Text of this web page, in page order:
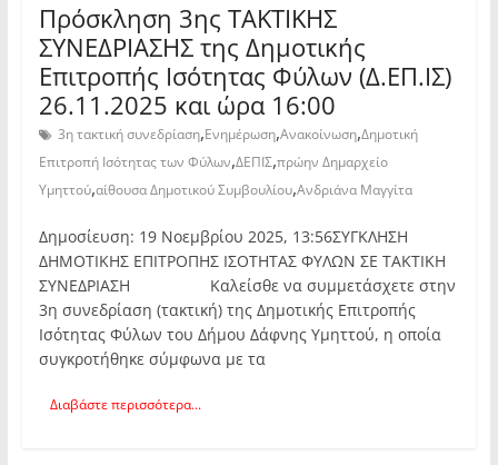
Πρόσκληση 3ης TAKTIKHΣ
ΣΥΝΕΔΡΙΑΣΗΣ της Δημοτικής
Επιτροπής Ισότητας Φύλων (Δ.ΕΠ.ΙΣ)
26.11.2025 και ώρα 16:00
3η τακτική συνεδρίαση,Ενημέρωση,Ανακοίνωση,Δημοτική
Επιτροπή Ισότητας των Φύλων,ΔΕΠΙΣ,πρώην Δημαρχείο
Υμηττού,αίθουσα Δημοτικού Συμβουλίου,Ανδριάνα Μαγγίτα
Δημοσίευση: 19 Νοεμβρίου 2025, 13:56ΣΥΓΚΛΗΣΗ
ΔΗΜΟΤΙΚΗΣ ΕΠΙΤΡΟΠΗΣ ΙΣΟΤΗΤΑΣ ΦΥΛΩΝ ΣΕ ΤΑΚΤΙΚΗ
ΣΥΝΕΔΡΙΑΣΗ Καλείσθε να συμμετάσχετε στην
3η συνεδρίαση (τακτική) της Δημοτικής Επιτροπής
Ισότητας Φύλων του Δήμου Δάφνης Υμηττού, η οποία
συγκροτήθηκε σύμφωνα με τα
Διαβάστε περισσότερα...